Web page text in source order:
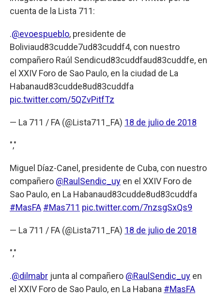
cuenta de la Lista 711:
.@evoespueblo, presidente de
Boliviaud83cudde7ud83cuddf4, con nuestro
compañero Raúl Sendicud83cuddfaud83cuddfe, en
el XXIV Foro de Sao Paulo, en la ciudad de La
Habanaud83cudde8ud83cuddfa
pic.twitter.com/5QZvPitfTz
— La 711 / FA (@Lista711_FA) 18 de julio de 2018
","
Miguel Díaz-Canel, presidente de Cuba, con nuestro
compañero @RaulSendic_uy en el XXIV Foro de
Sao Paulo, en La Habanaud83cudde8ud83cuddfa
#MasFA #Mas711 pic.twitter.com/7nzsgSxQs9
— La 711 / FA (@Lista711_FA) 18 de julio de 2018
","
.@dilmabr junta al compañero @RaulSendic_uy en
el XXIV Foro de Sao Paulo, en La Habana #MasFA